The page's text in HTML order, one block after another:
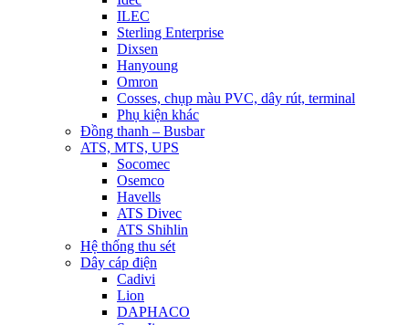
ILEC
Sterling Enterprise
Dixsen
Hanyoung
Omron
Cosses, chụp màu PVC, dây rút, terminal
Phụ kiện khác
Đồng thanh – Busbar
ATS, MTS, UPS
Socomec
Osemco
Havells
ATS Divec
ATS Shihlin
Hệ thống thu sét
Dây cáp điện
Cadivi
Lion
DAPHACO